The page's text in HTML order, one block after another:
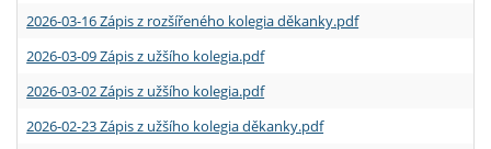
2026-03-16 Zápis z rozšířeného kolegia děkanky.pdf
2026-03-09 Zápis z užšího kolegia.pdf
2026-03-02 Zápis z užšího kolegia.pdf
2026-02-23 Zápis z užšího kolegia děkanky.pdf